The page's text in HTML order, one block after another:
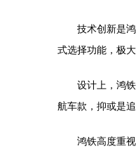
技术创新是
式选择功能，极
设计上，鸿
航车款，抑或是
鸿铁高度重